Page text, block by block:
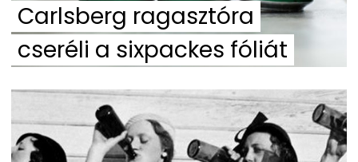
Carlsberg ragasztóra
cseréli a sixpackes fóliát